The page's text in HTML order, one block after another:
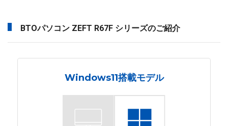
BTOパソコン ZEFT R67F シリーズのご紹介
Windows11搭載モデル